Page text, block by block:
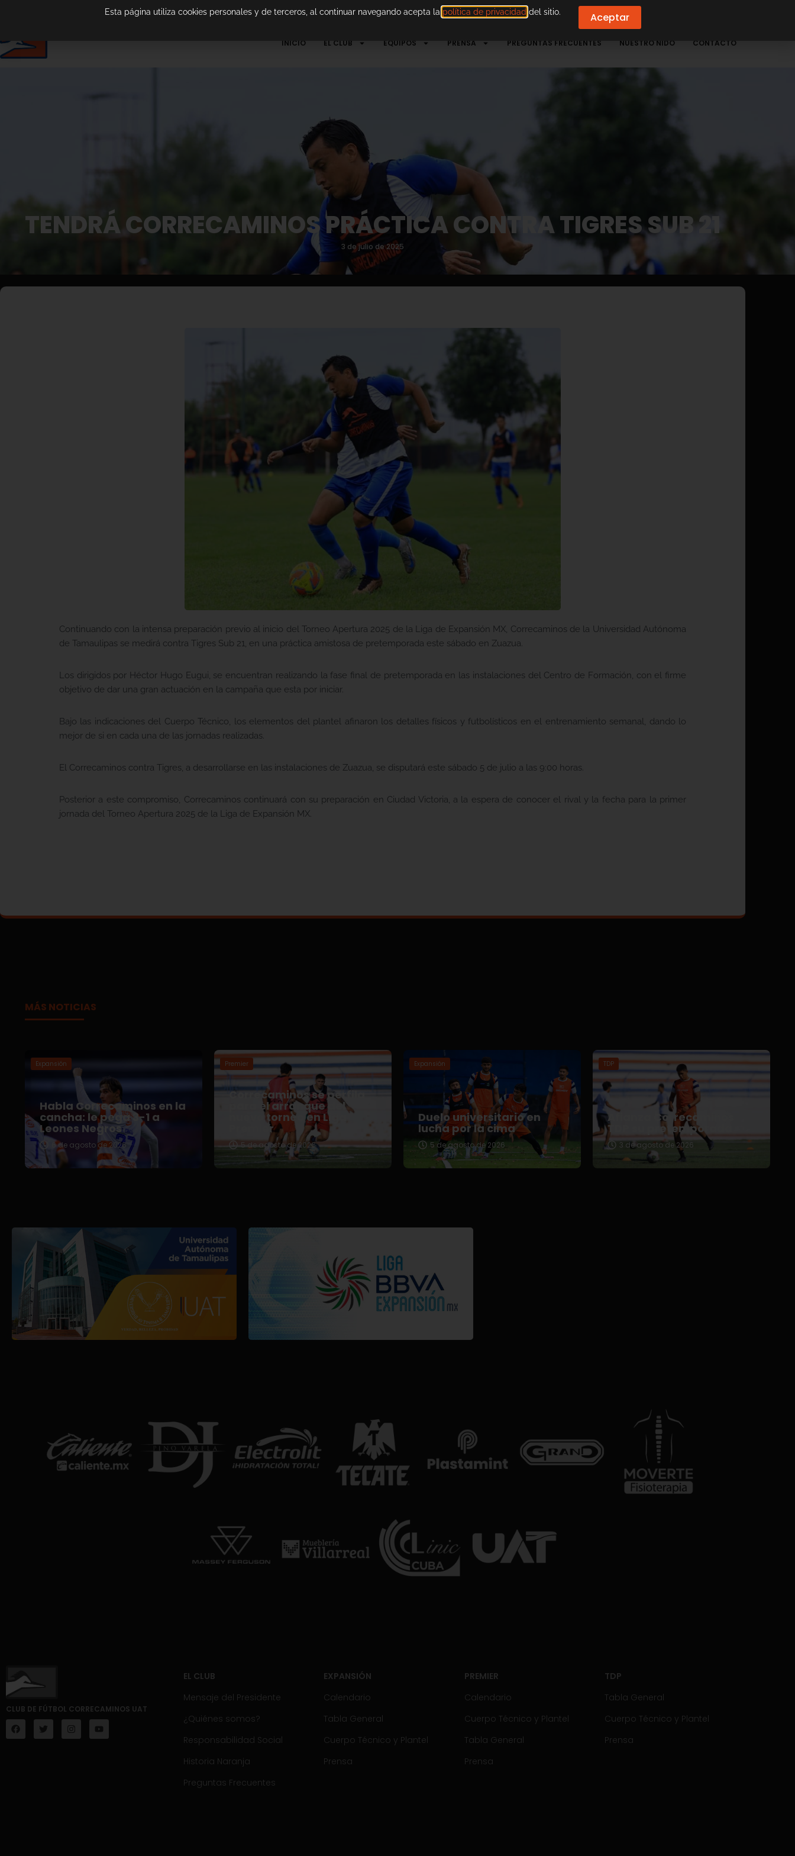
INICIO EL CLUB EQUIPOS PRENSA PREGUNTAS FRECUENTES NUESTRO NIDO CONTACTO
TENDRÁ CORRECAMINOS PRÁCTICA CONTRA TIGRES SUB 21
3 de julio de 2025
Continuando con la intensa preparación previo al inicio del Torneo Apertura 2025 de la Liga de Expansión MX, Correcaminos de la Universidad Autónoma
de Tamaulipas se medirá contra Tigres Sub 21, en una práctica amistosa de pretemporada este sábado en Zuazua.
Los dirigidos por Héctor Hugo Eugui, se encuentran realizando la fase final de pretemporada en las instalaciones del Centro de Formación, con el firme
objetivo de dar una gran actuación en la campaña que esta por iniciar.
Bajo las indicaciones del Cuerpo Técnico, los elementos del plantel afinaron los detalles físicos y futbolísticos en el entrenamiento semanal, dando lo
mejor de si en cada una de las jornadas realizadas.
El Correcaminos contra Tigres, a desarrollarse en las instalaciones de Zuazua, se disputará este sábado 5 de julio a las 9:00 horas.
Posterior a este compromiso, Correcaminos continuará con su preparación en Ciudad Victoria, a la espera de conocer el rival y la fecha para la primer
jornada del Torneo Apertura 2025 de la Liga de Expansión MX.
MÁS NOTICIAS
Expansión
Habla Correcaminos en la
cancha: le pega 3-1 a
Leones Negros
6 de agosto de 2026
Premier
Correcaminos se perfila
para el arranque del
nuevo torneo en Liga
Premier
5 de agosto de 2026
Expansión
Duelo universitario en
lucha por la cima
5 de agosto de 2026
TDP
Afianza Correcaminos
TDP su pretemporada
3 de agosto de 2026
CLUB DE FÚTBOL CORRECAMINOS UAT
EL CLUB
Mensaje del Presidente
¿Quiénes somos?
Responsabilidad Social
Historia Naranja
Preguntas Frecuentes
EXPANSIÓN
Calendario
Tabla General
Cuerpo Técnico y Plantel
Prensa
PREMIER
Calendario
Cuerpo Técnico y Plantel
Tabla General
Prensa
TDP
Tabla General
Cuerpo Técnico y Plantel
Prensa
Esta página utiliza cookies personales y de terceros, al continuar navegando acepta la política de privacidad del sitio. Aceptar